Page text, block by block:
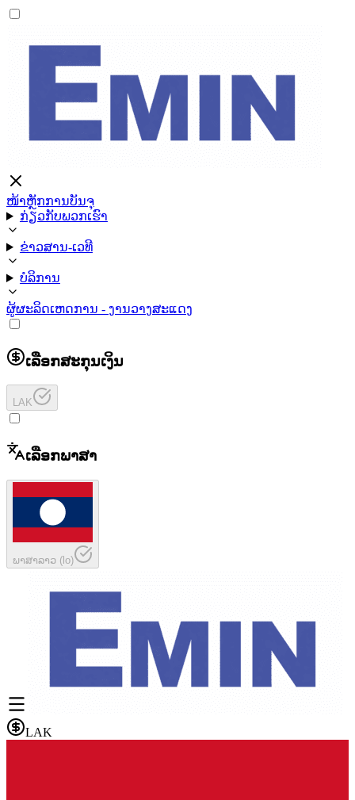
ໜ້າຫຼັກການບັນຈຸ
ກ່ຽວກັບພວກເຮົາ
ຂ່າວສານ-ເວທີ
ບໍລິການ
ຜູ້ຜະລິດເຫດການ - ງານວາງສະແດງ
ເລືອກສະກຸນເງິນ
LAK
ເລືອກພາສາ
ພາສາລາວ (lo)
LAK